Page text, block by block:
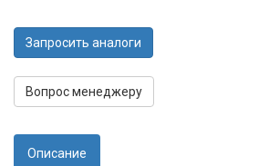
Запросить аналоги
Вопрос менеджеру
Описание